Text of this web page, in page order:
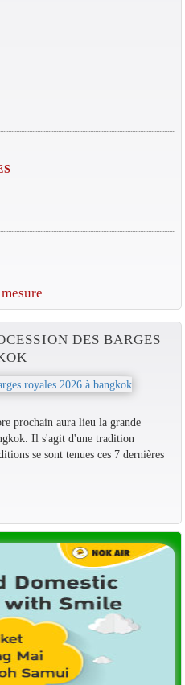
DES BARGES
prochain aura lieu la grande
Il s'agit d'une tradition
se sont tenues ces 7 dernières